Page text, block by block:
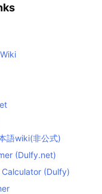
語wiki(非公式)
(Dulfy.net)
(Dulfy)